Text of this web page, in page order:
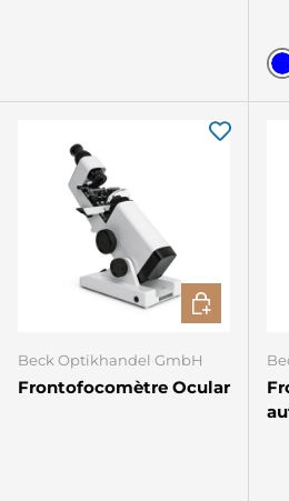
Beck Optikhandel GmbH
Frontofocomètre Ocular
AJOUTER AU